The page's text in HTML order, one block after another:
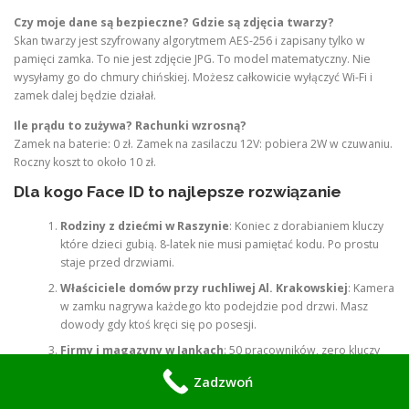
Czy moje dane są bezpieczne? Gdzie są zdjęcia twarzy?
Skan twarzy jest szyfrowany algorytmem AES-256 i zapisany tylko w
pamięci zamka. To nie jest zdjęcie JPG. To model matematyczny. Nie
wysyłamy go do chmury chińskiej. Możesz całkowicie wyłączyć Wi-Fi i
zamek dalej będzie działał.
Ile prądu to zużywa? Rachunki wzrosną?
Zamek na baterie: 0 zł. Zamek na zasilaczu 12V: pobiera 2W w czuwaniu.
Roczny koszt to około 10 zł.
Dla kogo Face ID to najlepsze rozwiązanie
Rodziny z dziećmi w Raszynie: Koniec z dorabianiem kluczy
które dzieci gubią. 8-latek nie musi pamiętać kodu. Po prostu
staje przed drzwiami.
Właściciele domów przy ruchliwej Al. Krakowskiej: Kamera
w zamku nagrywa każdego kto podejdzie pod drzwi. Masz
dowody gdy ktoś kręci się po posesji.
Firmy i magazyny w Jankach: 50 pracowników, zero kluczy
do zgubienia. Ktoś odchodzi z pracy? Usuwasz jego twarz
jednym kliknięciem. Raport RCP generuje się sam.
Zadzwoń